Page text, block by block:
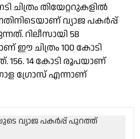
ചിത്രം തിയേറ്ററുകളിൽ
വ്യാജ പകർപ്പ്
റിലീസായി 58
ഈ ചിത്രം 100 കോടി
156. 14 കോടി രൂപയാണ്
ഗ്രോസ് എന്നാണ്